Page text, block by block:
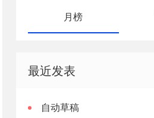
月榜
最近发表
自动草稿